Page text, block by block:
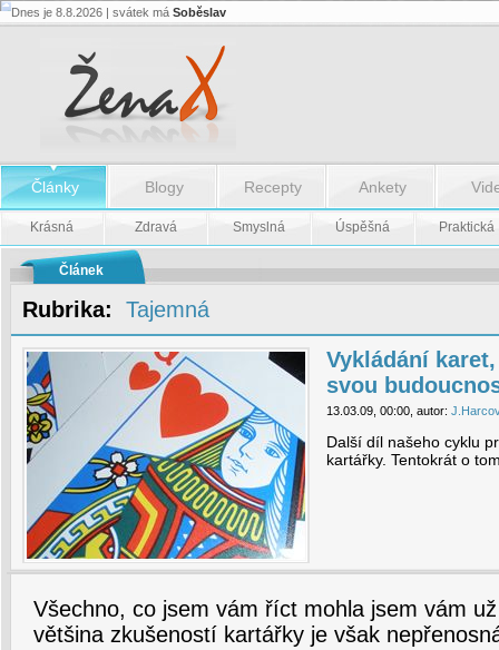
Vykládání
díl
-
Vykládání
karet,
chcete
znát
svou
budoucnost?
díl
Dnes je 8.8.2026 | svátek má Soběslav
Články Blogy Recepty Ankety
Krásná Zdravá Smyslná Úspěšná Praktická
Článek
Rubrika: Tajemná
Vykládání
svou
13.03.09, 00:00, autor:
Další díl našeho cyklu
kartářky. Tentokrát o
Všechno, co jsem vám říct mohla jsem vám
většina zkušeností kartářky je však